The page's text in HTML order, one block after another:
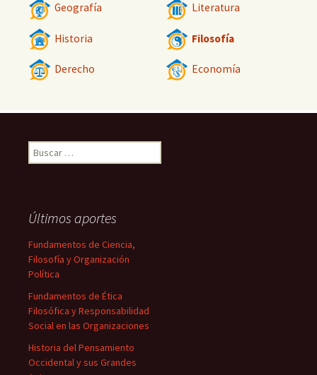
Geografía Literatura
Historia Filosofía
Derecho Economía
Buscar:
Últimos aportes
Fundamentos de Ciencia,
Filosofía y Organización
Política
Fundamentos de Ética
Filosófica y Responsabilidad
Social en las Organizaciones
Historia del Pensamiento
Occidental y sus Grandes